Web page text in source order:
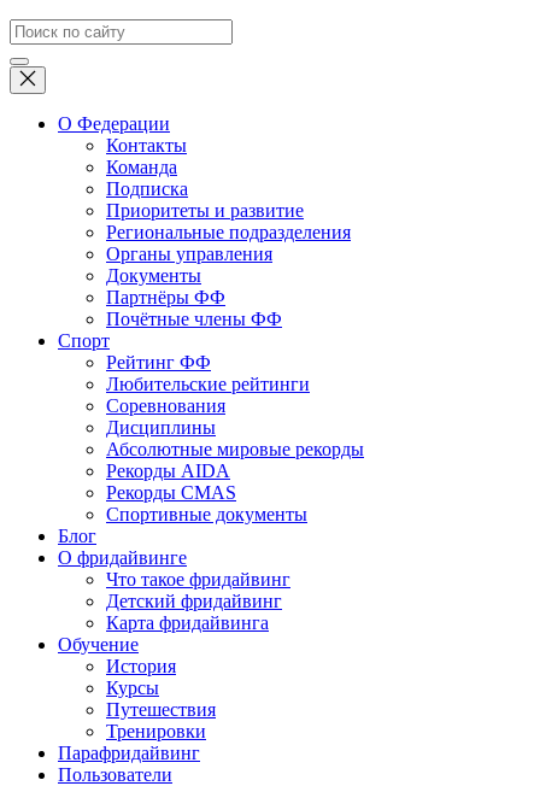
О Федерации
Контакты
Команда
Подписка
Приоритеты и развитие
Региональные подразделения
Органы управления
Документы
Партнёры ФФ
Почётные члены ФФ
Спорт
Рейтинг ФФ
Любительские рейтинги
Соревнования
Дисциплины
Абсолютные мировые рекорды
Рекорды AIDA
Рекорды CMAS
Спортивные документы
Блог
О фридайвинге
Что такое фридайвинг
Детский фридайвинг
Карта фридайвинга
Обучение
История
Курсы
Путешествия
Тренировки
Парафридайвинг
Пользователи